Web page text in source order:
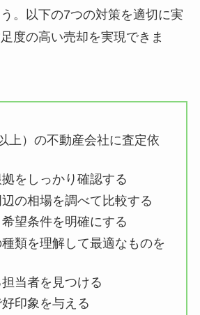
。以下の7つの対策を適切に実
度の高い売却を実現できま
上）の不動産会社に査定依
をしっかり確認する
の相場を調べて比較する
望条件を明確にする
類を理解して最適なものを
当者を見つける
印象を与える